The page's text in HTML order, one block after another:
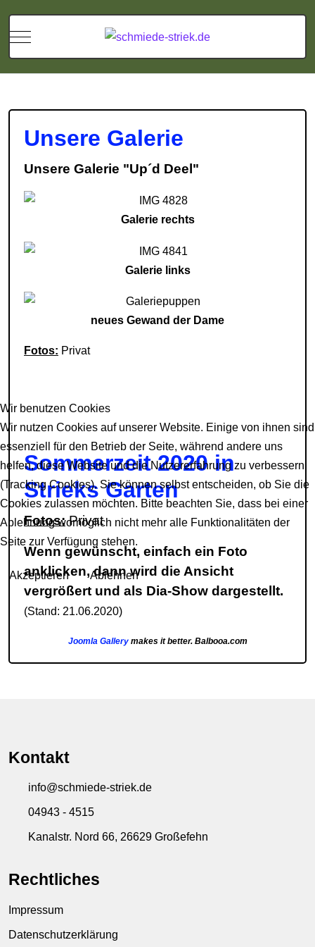
Mobile Menu Toggle
Unsere Galerie
Unsere Galerie "Up´d Deel"
Galerie rechts
Galerie links
neues Gewand der Dame
Fotos: Privat
Sommerzeit 2020 in
Strieks Garten
Fotos:Privat
Wenn gewünscht, einfach ein Foto
anklicken, dann wird die Ansicht
vergrößert und als Dia-Show dargestellt.
(Stand: 21.06.2020)
Joomla Gallerymakes it better. Balbooa.com
Kontakt
info@schmiede-striek.de
04943 - 4515
Kanalstr. Nord 66, 26629 Großefehn
Rechtliches
Impressum
Datenschutzerklärung
Wir benutzen Cookies
Wir nutzen Cookies auf unserer Website. Einige von ihnen sind
essenziell für den Betrieb der Seite, während andere uns
helfen, diese Website und die Nutzererfahrung zu verbessern
(Tracking Cookies). Sie können selbst entscheiden, ob Sie die
Cookies zulassen möchten. Bitte beachten Sie, dass bei einer
Ablehnung womöglich nicht mehr alle Funktionalitäten der
Seite zur Verfügung stehen.
Akzeptieren Ablehnen